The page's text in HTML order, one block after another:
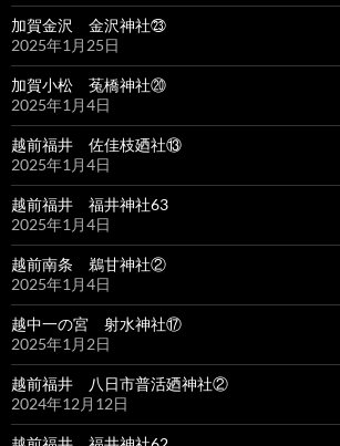
加賀金沢 金沢神社㉓
2025年1月25日
加賀小松 菟橋神社⑳
2025年1月4日
越前福井 佐佳枝廼社⑬
2025年1月4日
越前福井 福井神社63
2025年1月4日
越前南条 鵜甘神社②
2025年1月4日
越中一の宮 射水神社⑰
2025年1月2日
越前福井 八日市普活廼神社②
2024年12月12日